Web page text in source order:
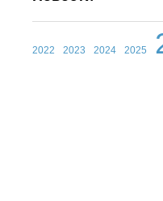
2022 2023 2024 2025